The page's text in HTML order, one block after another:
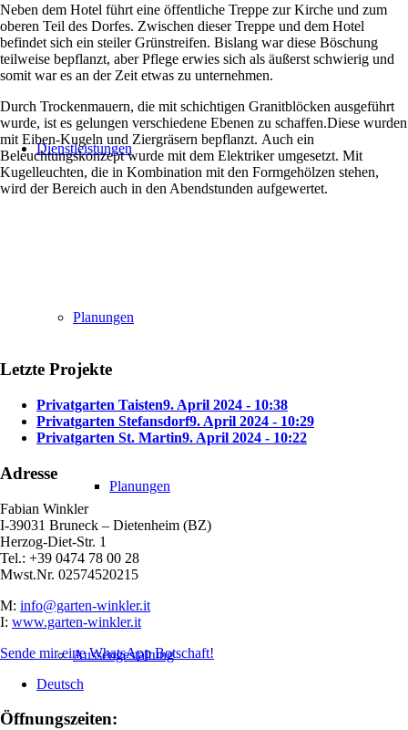
Dienstleistungen
Planungen
Planungen
Aussengestaltung
Neben dem Hotel führt eine öffentliche Treppe zur Kirche und zum
oberen Teil des Dorfes. Zwischen dieser Treppe und dem Hotel
befindet sich ein steiler Grünstreifen. Bislang war diese Böschung
teilweise bepflanzt, aber Pflege erwies sich als äußerst schwierig und
somit war es an der Zeit etwas zu unternehmen.
Durch Trockenmauern, die mit schichtigen Granitblöcken ausgeführt
wurde, ist es gelungen verschiedene Ebenen zu schaffen.Diese wurden
mit Eiben-Kugeln und Ziergräsern bepflanzt. Auch ein
Beleuchtungskonzept wurde mit dem Elektriker umgesetzt. Mit
Kugelleuchten, die in Kombination mit den Formgehölzen stehen,
wird der Bereich auch in den Abendstunden aufgewertet.
Letzte Projekte
Privatgarten Taisten9. April 2024 - 10:38
Privatgarten Stefansdorf9. April 2024 - 10:29
Privatgarten St. Martin9. April 2024 - 10:22
Adresse
Fabian Winkler
I-39031 Bruneck – Dietenheim (BZ)
Herzog-Diet-Str. 1
Tel.: +39 0474 78 00 28
Mwst.Nr. 02574520215
M: info@garten-winkler.it
I: www.garten-winkler.it
Sende mir eine WhatsApp Botschaft!
Deutsch
Öffnungszeiten: